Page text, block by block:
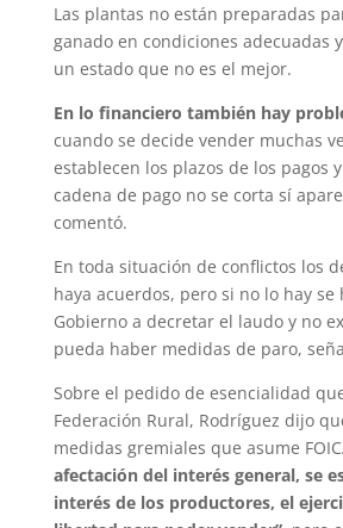
Las plantas no están preparadas
ganado en condiciones adecuadas
un estado que no es el mejor.
En lo financiero también hay
cuando se decide vender muchas
establecen los plazos de los pagos
cadena de pago no se corta sí
comentó.
En toda situación de conflictos los
haya acuerdos, pero si no lo hay se
Gobierno a decretar el laudo y no
pueda haber medidas de paro,
Sobre el pedido de esencialidad
Federación Rural, Rodríguez dijo
medidas gremiales que asume
afectación del interés general, se
interés de los productores, el